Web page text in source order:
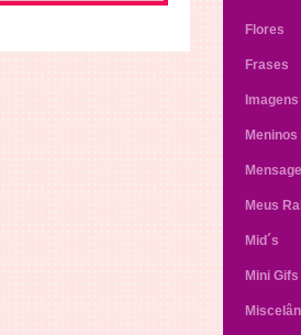
Flores
Frases
Meus
Mid´s
Mini Gifs